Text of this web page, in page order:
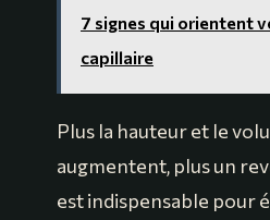
7 signes qui orientent
capillaire
Plus la hauteur et le
augmentent, plus un
est indispensable pour